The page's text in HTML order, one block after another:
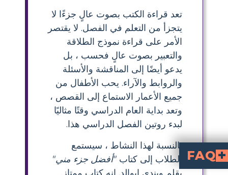
تعد قراءة الكتب بصوت عالٍ جزءًا لا
يتجزأ من التعلم في الفصل. لا يقتصر
الأمر على قراءة نموذج الطلاقة
والتعبير بصوت عالٍ فحسب ، بل
يدعو أيضًا إلى المناقشة والأسئلة
والروابط والآراء. يحب الأطفال من
جميع الأعمار الاستماع إلى القصص ،
وتعد بداية العام الدراسي وقتًا مثاليًا
لبدء روتين الفصل الدراسي هذا.
بالنسبة لهذا النشاط ، سيستمع
الطلاب إلى كتاب "أفضل جزء مني"
FAQ